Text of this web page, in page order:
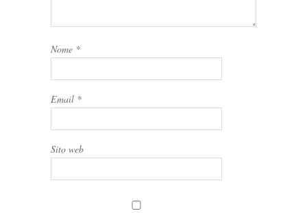
Nome *
Email *
Sito web